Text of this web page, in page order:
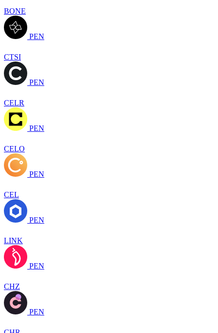
BONE
PEN
CTSI
PEN
CELR
PEN
CELO
PEN
CEL
PEN
LINK
PEN
CHZ
PEN